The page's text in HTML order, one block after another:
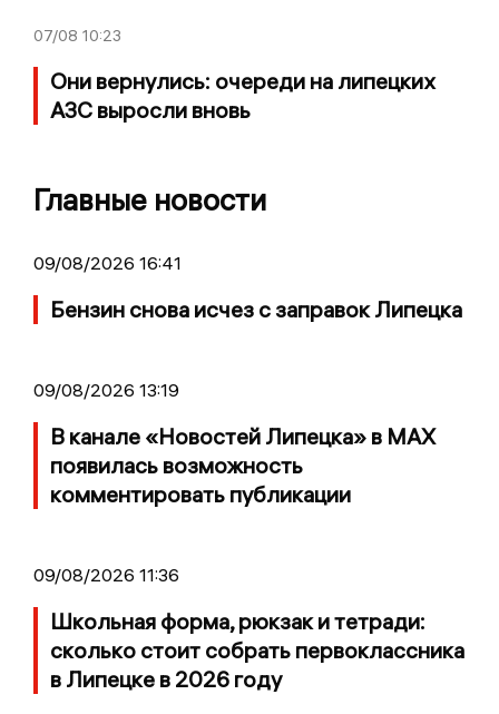
07/08 10:23
Они вернулись: очереди на липецких
АЗС выросли вновь
Главные новости
09/08/2026 16:41
Бензин снова исчез с заправок Липецка
09/08/2026 13:19
В канале «Новостей Липецка» в MAX
появилась возможность
комментировать публикации
09/08/2026 11:36
Школьная форма, рюкзак и тетради:
сколько стоит собрать первоклассника
в Липецке в 2026 году